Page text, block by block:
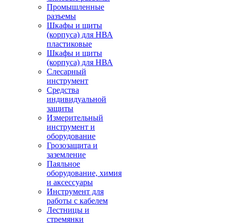
Промышленные
разъемы
Шкафы и щиты
(корпуса) для НВА
пластиковые
Шкафы и щиты
(корпуса) для НВА
Слесарный
инструмент
Средства
индивидуальной
защиты
Измерительный
инструмент и
оборудование
Грозозащита и
заземление
Паяльное
оборудование, химия
и аксессуары
Инструмент для
работы с кабелем
Лестницы и
стремянки